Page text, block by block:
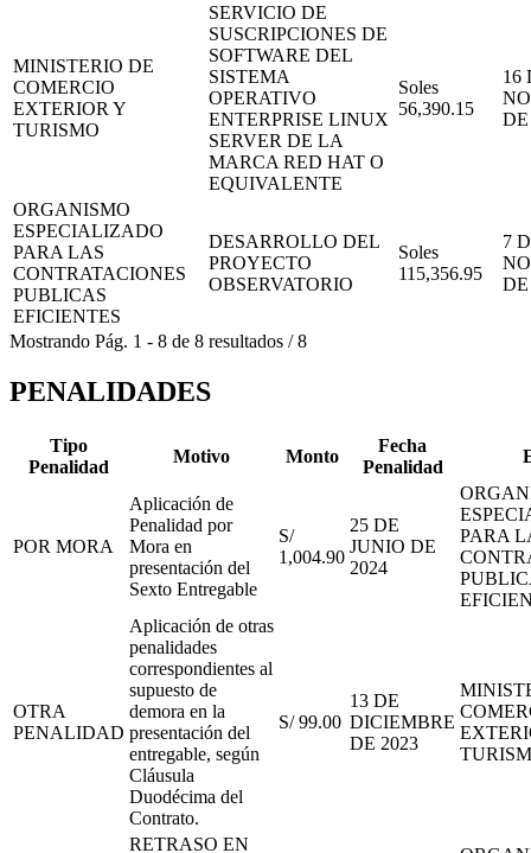
MINISTERIO DE
COMERCIO
EXTERIOR Y
TURISMO
SERVICIO DE
SUSCRIPCIONES DE
SOFTWARE DEL
SISTEMA
OPERATIVO
ENTERPRISE LINUX
SERVER DE LA
MARCA RED HAT O
EQUIVALENTE
Soles
56,390.15
16
DE
ORGANISMO
ESPECIALIZADO
PARA LAS
CONTRATACIONES
PUBLICAS
EFICIENTES
DESARROLLO DEL
PROYECTO
OBSERVATORIO
Soles
115,356.95
7
DE
Mostrando Pág. 1 - 8 de 8 resultados /8
PENALIDADES
Tipo
Penalidad
Motivo Monto
Fecha
Penalidad
POR MORA
Aplicación de
Penalidad por
Mora en
presentación del
Sexto Entregable
S/
1,004.90
25 DE
JUNIO DE
2024
PARA
OTRA
PENALIDAD
Aplicación de otras
penalidades
correspondientes al
supuesto de
demora en la
presentación del
entregable, según
Cláusula
Duodécima del
Contrato.
S/ 99.00
13 DE
DICIEMBRE
DE 2023
RETRASO EN